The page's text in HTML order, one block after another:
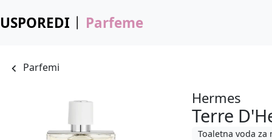
USPOREDI Parfeme
Parfemi
Hermes
Terre
Toaletna voda za